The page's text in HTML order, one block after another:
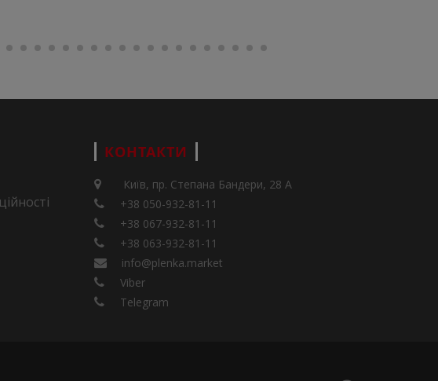
КОНТАКТИ
Київ, пр. Степана Бандери, 28 А
+38 050-932-81-11
+38 067-932-81-11
+38 063-932-81-11
info@plenka.market
Viber
Telegram